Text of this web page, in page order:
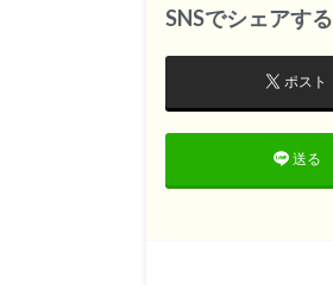
SNSでシェアする
ポスト
送る